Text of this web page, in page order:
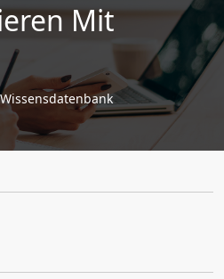
Mit
Wissensdatenbank